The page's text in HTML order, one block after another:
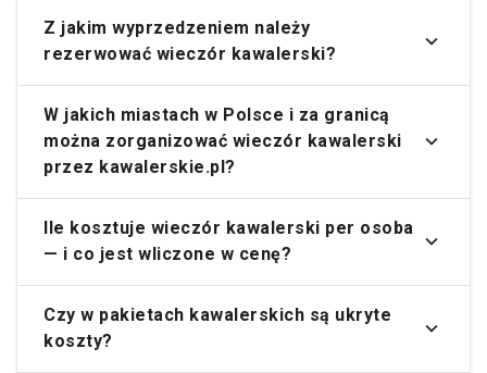
Z jakim wyprzedzeniem należy
rezerwować wieczór kawalerski?
W jakich miastach w Polsce i za granicą
można zorganizować wieczór kawalerski
przez kawalerskie.pl?
Ile kosztuje wieczór kawalerski per osoba
— i co jest wliczone w cenę?
Czy w pakietach kawalerskich są ukryte
koszty?